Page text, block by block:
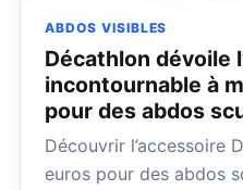
ABDOS VISIBLES
Décathlon dévoile
incontournable à
pour des abdos
Découvrir l’accessoire
euros pour des abdos